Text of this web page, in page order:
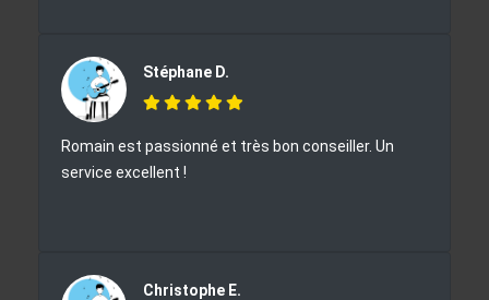
Stéphane D.
Romain est passionné et très bon conseiller. Un
service excellent !
Christophe E.